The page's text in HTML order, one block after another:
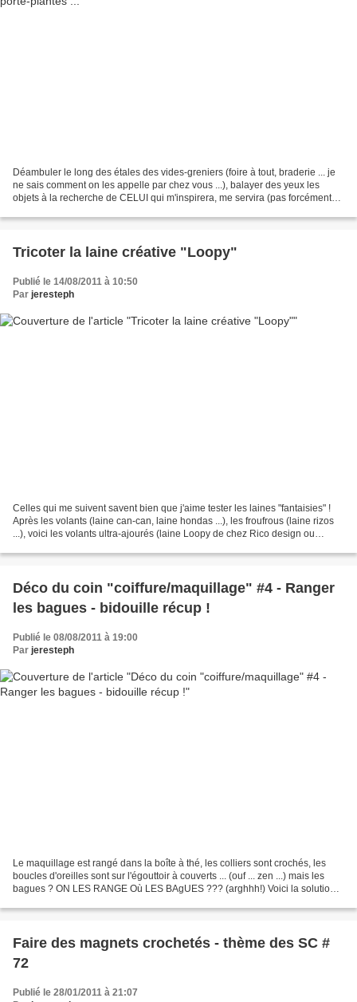
Déambuler le long des étales des vides-greniers (foire à tout, braderie ... je
ne sais comment on les appelle par chez vous ...), balayer des yeux les
objets à la recherche de CELUI qui m'inspirera, me servira (pas forcément
Tricoter la laine créative "Loopy"
Publié le 14/08/2011 à 10:50
Par jeresteph
Celles qui me suivent savent bien que j'aime tester les laines "fantaisies" !
Après les volants (laine can-can, laine hondas ...), les froufrous (laine rizos
...), voici les volants ultra-ajourés (laine Loopy de chez Rico design ou
Déco du coin "coiffure/maquillage" #4 - Ranger
les bagues - bidouille récup !
Publié le 08/08/2011 à 19:00
Par jeresteph
Le maquillage est rangé dans la boîte à thé, les colliers sont crochés, les
boucles d'oreilles sont sur l'égouttoir à couverts ... (ouf ... zen ...) mais les
bagues ? ON LES RANGE Où LES BAgUES ??? (arghhh!) Voici la solution
Faire des magnets crochetés - thème des SC #
72
Publié le 28/01/2011 à 21:07